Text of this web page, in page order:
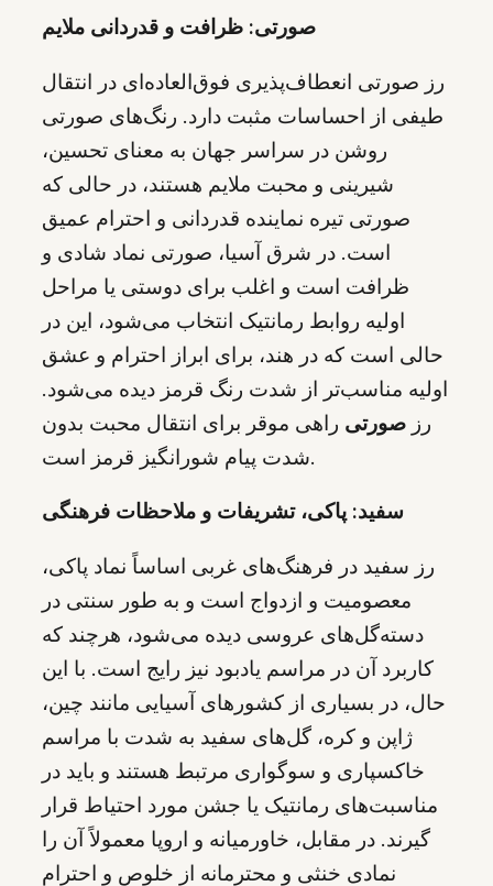
صورتی: ظرافت و قدردانی ملایم
رز صورتی انعطاف‌پذیری فوق‌العاده‌ای در انتقال
طیفی از احساسات مثبت دارد. رنگ‌های صورتی
روشن در سراسر جهان به معنای تحسین،
شیرینی و محبت ملایم هستند، در حالی که
صورتی تیره نماینده قدردانی و احترام عمیق
است. در شرق آسیا، صورتی نماد شادی و
ظرافت است و اغلب برای دوستی یا مراحل
اولیه روابط رمانتیک انتخاب می‌شود، این در
حالی است که در هند، برای ابراز احترام و عشق
اولیه مناسب‌تر از شدت رنگ قرمز دیده می‌شود.
رز صورتی راهی موقر برای انتقال محبت بدون
شدت پیام شورانگیز قرمز است.
سفید: پاکی، تشریفات و ملاحظات فرهنگی
رز سفید در فرهنگ‌های غربی اساساً نماد پاکی،
معصومیت و ازدواج است و به طور سنتی در
دسته‌گل‌های عروسی دیده می‌شود، هرچند که
کاربرد آن در مراسم یادبود نیز رایج است. با این
حال، در بسیاری از کشورهای آسیایی مانند چین،
ژاپن و کره، گل‌های سفید به شدت با مراسم
خاکسپاری و سوگواری مرتبط هستند و باید در
مناسبت‌های رمانتیک یا جشن مورد احتیاط قرار
گیرند. در مقابل، خاورمیانه و اروپا معمولاً آن را
نمادی خنثی و محترمانه از خلوص و احترام